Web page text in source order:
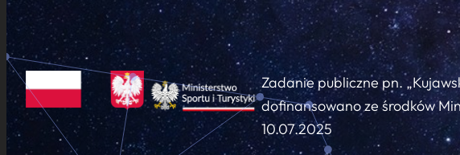
Zadanie publiczne pn.
dofinansowano ze środków
10.07.2025